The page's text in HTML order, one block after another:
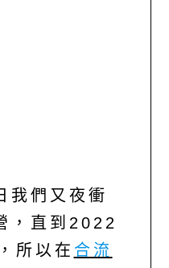
我們又夜衝
，直到2022
所以在 合流